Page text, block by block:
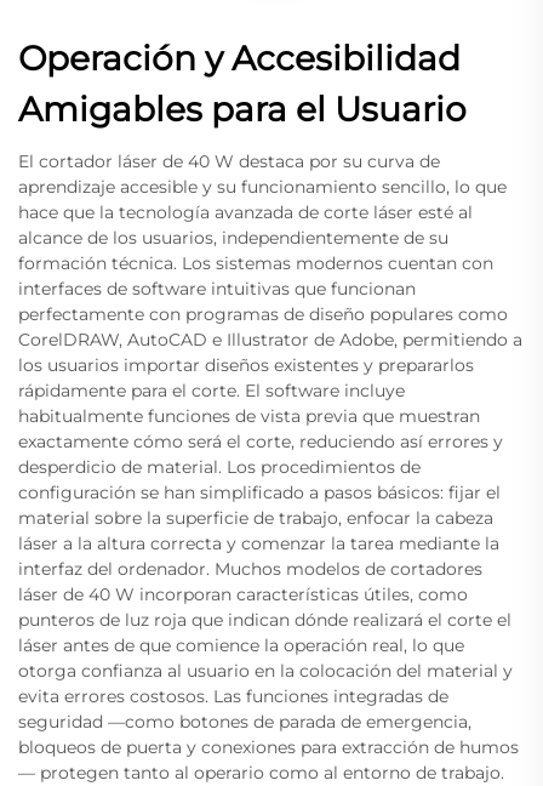
Operación y Accesibilidad
Amigables para el Usuario
El cortador láser de 40 W destaca por su curva de
aprendizaje accesible y su funcionamiento sencillo, lo que
hace que la tecnología avanzada de corte láser esté al
alcance de los usuarios, independientemente de su
formación técnica. Los sistemas modernos cuentan con
interfaces de software intuitivas que funcionan
perfectamente con programas de diseño populares como
CorelDRAW, AutoCAD e Illustrator de Adobe, permitiendo a
los usuarios importar diseños existentes y prepararlos
rápidamente para el corte. El software incluye
habitualmente funciones de vista previa que muestran
exactamente cómo será el corte, reduciendo así errores y
desperdicio de material. Los procedimientos de
configuración se han simplificado a pasos básicos: fijar el
material sobre la superficie de trabajo, enfocar la cabeza
láser a la altura correcta y comenzar la tarea mediante la
interfaz del ordenador. Muchos modelos de cortadores
láser de 40 W incorporan características útiles, como
punteros de luz roja que indican dónde realizará el corte el
láser antes de que comience la operación real, lo que
otorga confianza al usuario en la colocación del material y
evita errores costosos. Las funciones integradas de
seguridad —como botones de parada de emergencia,
bloqueos de puerta y conexiones para extracción de humos
— protegen tanto al operario como al entorno de trabajo.